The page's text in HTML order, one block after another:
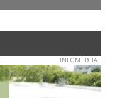
INFOMERCIAL